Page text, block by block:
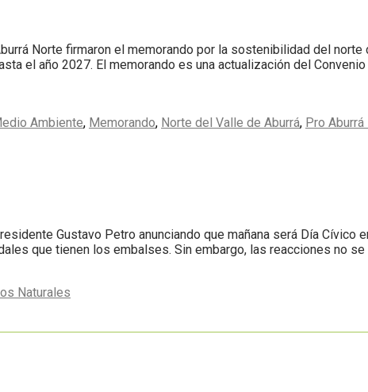
Norte firmaron el memorando por la sostenibilidad del
el año 2027. El memorando es una actualización del
Ambiente, Memorando, Norte del Valle de Aburrá, Pro Aburrá
Gustavo Petro anunciando que mañana será Día Cívico
que tienen los embalses. Sin embargo, las reacciones no
Naturales